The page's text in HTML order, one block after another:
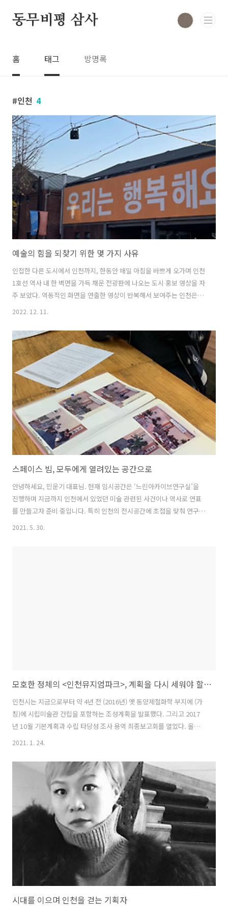
동무비평 삼사
홈 태그 방명록
인천 4
예술의 힘을 되찾기 위한 몇 가지 사유
인접한 다른 도시에서 인천까지, 한동안 매일 아침을 바쁘게 오가며 인천
1호선 역사 내 한 벽면을 가득 채운 전광판에 나오는 도시 홍보 영상을 자
주 보았다. 역동적인 화면을 연출한 영상이 반복해서 보여주는 인천은
‘최초’의 무언가가 넘쳐흐르는 도시이며, 그 슬로건으로 ‘모든 길은 인천
든 것이 들어오는 동시에 어디론가 다시 나가는 도시인 인천은 외부인이
바라보기에 언제나 흘러나가는 형상을 하고 있었지만, 인천은 스스로 만
든 경로를 거쳐 나가고 마침내 ‘다시 돌아오는’ 곳이 되고자 하는 열망을
넌지시 내비치고 있었다. 이러한 열망을 품은 도시에서, 한국 이민사 ‘최
초’로 공식 기록된 1902년 인천 제물포항을 떠나 하와이에 도착한 이민
1세..
2022. 12. 11.
스페이스 빔, 모두에게 열려있는 공간으로
안녕하세요, 민운기 대표님. 현재 임시공간은 ‘느린아카이브연구실’을
진행하며 지금까지 인천에서 있었던 미술 관련된 사건이나 역사로 연표
를 만들고자 준비 중입니다. 특히 인천의 전시공간에 초점을 맞춰 연구
중인데요. 그 중 ‘스페이스 빔’이 20세기에 전시 공간으로 중요한 역할을
2021. 5. 30.
모호한 정체의 <인천뮤지엄파크>, 계획을 다시 세워야 할 때
인천시는 지금으로부터 약 4년 전 (2016년) 옛 동양제철화학 부지에 (가
칭)에 시립미술관 건립을 포함하는 조성계획을 발표했다. 그리고 2017
년 10월 기본계획과 수립 타당성 조사 용역 최종보고회를 열었다. 올해
기획재정부의 예비 타당성 조사 신청이 통과되어 국비를 지원받게 되면
할, 목적은 인천의 제8부두 중심의 도시재생 프로젝트 ‘상상플랫폼’조성
계획과 겹쳐진다. 물론 현대의 뮤지엄이 복합적인 문화공간으로 변모하
고 있으며 쇠퇴한 도시의 재생을 이루어내는 문화전략임을 감안하더라
도 과연 인천시가 ‘뮤지엄’의 근본적 역할을 이해하며, 지역 미술인들이
왜 시립미술관을 숙원으로 여겼는지 제대로 들여다봤는지 의구심이 든
다. 국제박물관협의회..
2021. 1. 24.
시대를 이으며 인천을 걷는 기획자